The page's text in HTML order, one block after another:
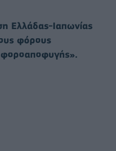
Ελλάδας-Ιαπωνίας
φόρους
φοροαποφυγής».